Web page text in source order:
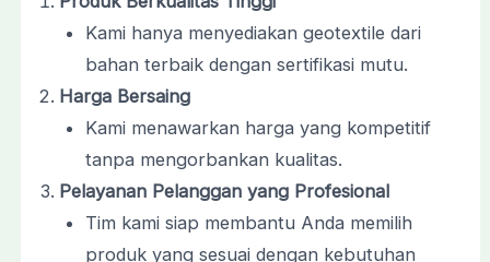
Kami hanya menyediakan geotextile dari
bahan terbaik dengan sertifikasi mutu.
Harga Bersaing
Kami menawarkan harga yang kompetitif
tanpa mengorbankan kualitas.
Pelayanan Pelanggan yang Profesional
Tim kami siap membantu Anda memilih
produk yang sesuai dengan kebutuhan